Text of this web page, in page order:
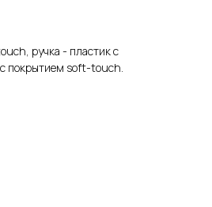
ручка - пластик с
покрытием soft-touch.